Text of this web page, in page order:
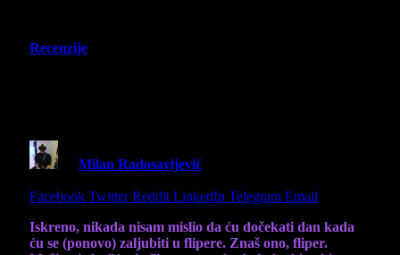
Recenzije
Milan Radosavljević
Facebook Twitter Reddit LinkedIn Telegram Email
Iskreno, nikada nisam mislio da ću dočekati dan kada
ću se (ponovo) zaljubiti u flipere. Znaš ono, fliper.